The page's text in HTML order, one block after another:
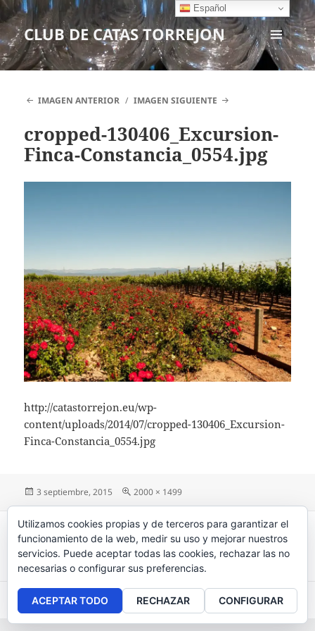
CLUB DE CATAS TORREJON
MENÚ
Y
IMAGEN ANTERIOR
IMAGEN SIGUIENTE
cropped-130406_Excursion-
Finca-Constancia_0554.jpg
http://catastorrejon.eu/wp-
content/uploads/2014/07/cropped-130406_Excursion-
Finca-Constancia_0554.jpg
Publicado
el
3 septiembre, 2015
Tamaño
completo
2000 × 1499
Navegación
entradas
PUBLICADO EN
cropped-130406_Excursion-Finca-
Constancia_0554.jpg
Aviso legal, políticas de privacidadycookies
Español
Utilizamos cookies propias y de terceros para garantizar el
funcionamiento de la web, medir su uso y mejorar nuestros
servicios. Puede aceptar todas las cookies, rechazar las no
necesarias o configurar sus preferencias.
ACEPTAR TODO RECHAZAR CONFIGURAR